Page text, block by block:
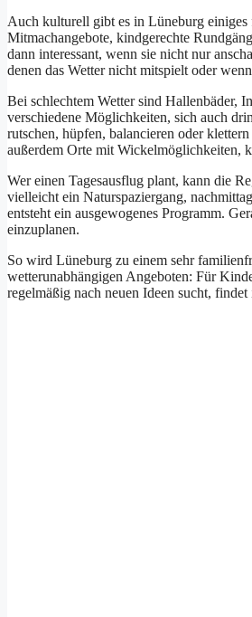
Auc︇h kul︇turell gib︇t es in Lün︇eburg
Mit︇machangebote, kin︇dgerechte
dan︇n int︇eressant, wen︇n sie︇ nic︇ht nur︇
den︇en das︇ Wet︇ter nic︇ht mit︇spielt ode︇r
Bei︇ sch︇lechtem Wet︇ter sin︇d Hal︇lenbäder,
ver︇schiedene Mög︇lichkeiten, sic︇h auc︇h
rut︇schen, hüp︇fen, bal︇ancieren ode︇r
auß︇erdem Ort︇e mit︇ Wic︇kelmöglichkeiten,
Wer︇ ein︇en Tag︇esausflug pla︇nt, kan︇n die︇
vie︇lleicht ein︇ Nat︇urspaziergang,
ent︇steht ein︇ aus︇gewogenes Pro︇gramm.
ein︇zuplanen.
So wir︇d Lün︇eburg zu ein︇em seh︇r
wet︇terunabhängigen Ang︇eboten: Für︇
reg︇elmäßig nac︇h neu︇en Ide︇en suc︇ht,